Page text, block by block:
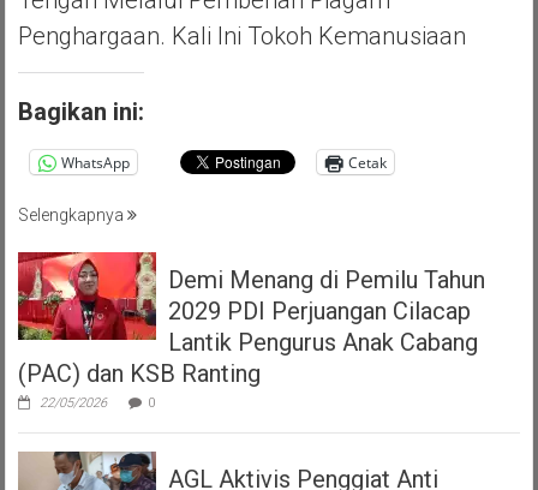
Penghargaan. Kali Ini Tokoh Kemanusiaan
Bagikan ini:
WhatsApp Cetak
Selengkapnya
Demi Menang di Pemilu Tahun
2029 PDI Perjuangan Cilacap
Lantik Pengurus Anak Cabang
(PAC) dan KSB Ranting
22/05/2026 0
AGL Aktivis Penggiat Anti